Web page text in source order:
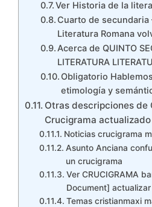
Ver Historia de la
Cuarto de secundaria
Literatura Romana
Acerca de QUINTO
LITERATURA
Obligatorio
etimología y
Otras descripciones de
Crucigrama
Noticias crucigrama
Asunto Anciana
un crucigrama
Ver CRUCIGRAMA
Document] actualizar
Temas cristianmaxi